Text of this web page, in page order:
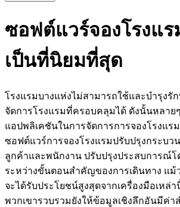
ซอฟต์แวร์จองโรงแ
เป็นที่นิยมที่สุด
โรงแรมบางแห่งไม่สามารถใช้และบำรุงรั
จัดการโรงแรมที่ครอบคลุมได้ ดังนั้นหลาย
แอปพลิเคชันในการจัดการการจองโรงแรม
ซอฟต์แวร์การจองโรงแรมปรับปรุงกระบว
ลูกค้าและพนักงาน ปรับปรุงประสบการณ์
ระหว่างขั้นตอนสำคัญของการเดินทาง แม้
จะได้รับประโยชน์สูงสุดจากเครื่องมือเหล่
พวกเขารวบรวมยังให้ข้อมูลเชิงลึกอันมีค่า